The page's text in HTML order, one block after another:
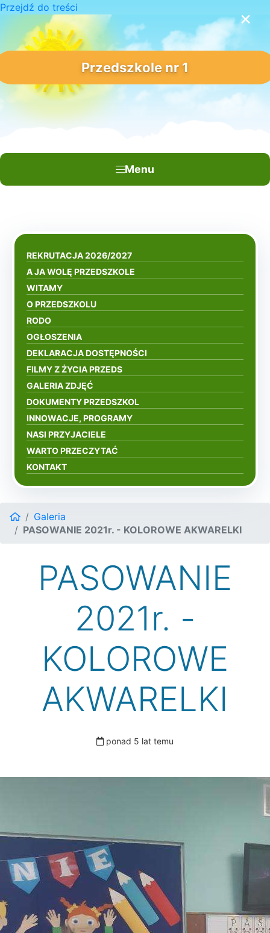
Przejdź do treści
Przedszkole nr 1
Menu
×
REKRUTACJA 2026/2027
A JA WOLĘ PRZEDSZKOLE
WITAMY
O PRZEDSZKOLU
RODO
OGŁOSZENIA
DEKLARACJA DOSTĘPNOŚCI
FILMY Z ŻYCIA PRZEDS
GALERIA ZDJĘĆ
DOKUMENTY PRZEDSZKOL
INNOWACJE, PROGRAMY
NASI PRZYJACIELE
WARTO PRZECZYTAĆ
KONTAKT
Galeria
PASOWANIE 2021r. - KOLOROWE AKWARELKI
PASOWANIE
2021r. -
KOLOROWE
AKWARELKI
ponad 5 lat temu